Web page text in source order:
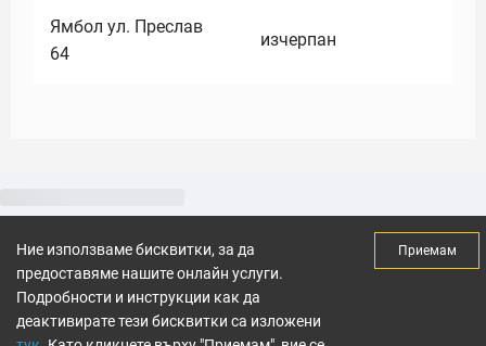
Ямбол ул. Преслав
64
изчерпан
Ние използваме бисквитки, за да
предоставяме нашите онлайн услуги.
Подробности и инструкции как да
деактивирате тези бисквитки са изложени
Приемам